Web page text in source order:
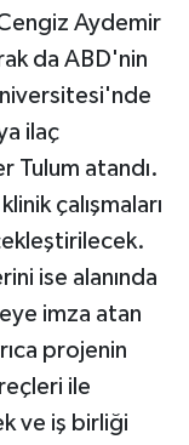
Aydemir
da ABD'nin
ilaç
Tulum atandı.
çalışmaları
ise alanında
imza atan
projenin
ile
ve iş birliği